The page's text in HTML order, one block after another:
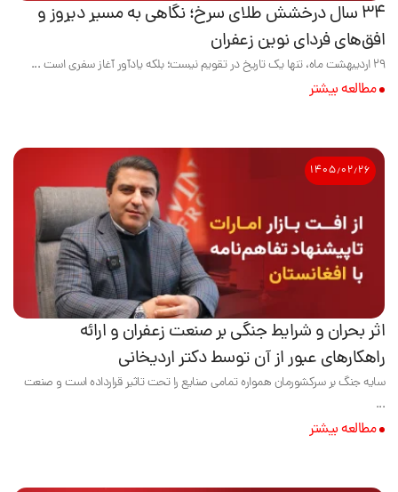
۳۴ سال درخشش طلای سرخ؛ نگاهی به مسیر دیروز و
افق‌های فردای نوین زعفران
۲۹ اردیبهشت ماه، تنها یک تاریخ در تقویم نیست؛ بلکه یادآور آغاز سفری است ...
مطالعه بیشتر
۱۴۰۵٫۰۲٫۲۶
اثر بحران و شرایط جنگی بر صنعت زعفران و ارائه
راهکارهای عبور از آن توسط دکتر اردیخانی
سایه جنگ بر سرکشورمان همواره تمامی صنایع را تحت تاثیر قرارداده است و صنعت
...
مطالعه بیشتر